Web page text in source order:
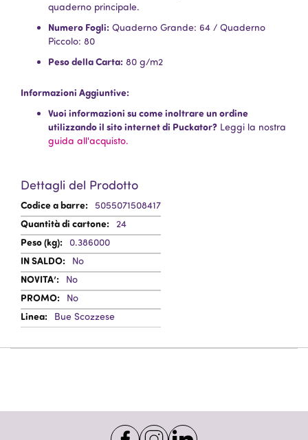
quaderno principale.
Numero Fogli: Quaderno Grande: 64 / Quaderno
Piccolo: 80
Peso della Carta: 80 g/m2
Informazioni Aggiuntive:
Vuoi informazioni su come inoltrare un ordine
utilizzando il sito internet di Puckator? Leggi la nostra
guida all'acquisto.
Dettagli del Prodotto
Informazioni
Aggiuntive
5055071508417
24
0.386000
No
No
No
Bue Scozzese